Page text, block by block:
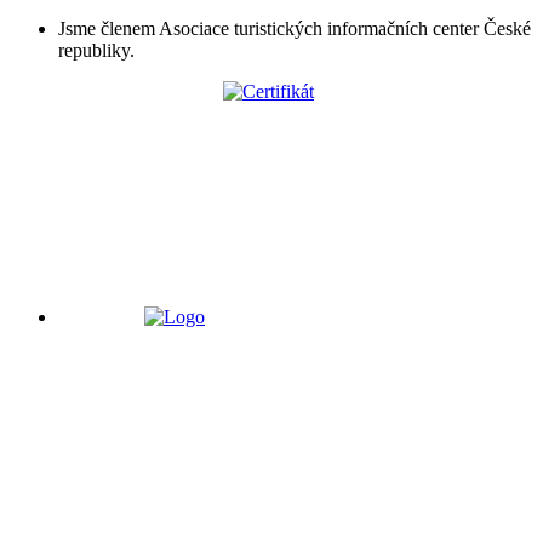
Jsme členem Asociace turistických informačních center České
republiky.